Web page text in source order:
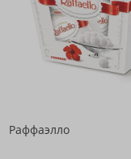
Раффаэлло